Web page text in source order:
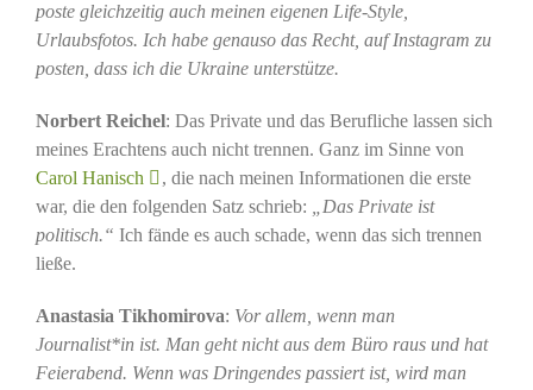
poste gleichzeitig auch meinen eigenen Life-Style,
Urlaubsfotos. Ich habe genauso das Recht, auf Instagram zu
posten, dass ich die Ukraine unterstütze.
Norbert Reichel: Das Private und das Berufliche lassen sich
meines Erachtens auch nicht trennen. Ganz im Sinne von
Carol Hanisch
, die nach meinen Informationen die erste
war, die den folgenden Satz schrieb:
„Das Private ist
politisch.“ Ich fände es auch schade, wenn das sich trennen
ließe.
Anastasia Tikhomirova: Vor allem, wenn man
Journalist*in ist. Man geht nicht aus dem Büro raus und hat
Feierabend. Wenn was Dringendes passiert ist, wird man